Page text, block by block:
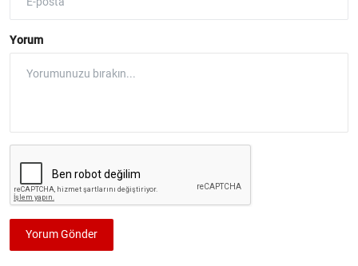
Yorum
Yorum Gönder